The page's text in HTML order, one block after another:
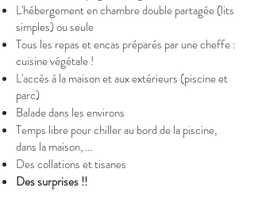
L'hébergement en chambre double partagée (lits
simples) ou seule
Tous les repas et encas préparés par une cheffe :
cuisine végétale !
L'accès à la maison et aux extérieurs (piscine et
parc)
Balade dans les environs
Temps libre pour chiller au bord de la piscine,
dans la maison, ...
Des collations et tisanes
Des surprises !!